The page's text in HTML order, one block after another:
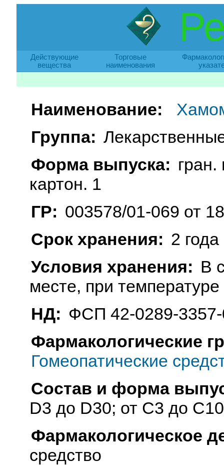
Действующие
вещества
Торговые
наименования
Наименование:
Группа:
Форма выпуска: гран.
картон. 1
ГР: 003578/01-069 от
Срок хранения: 2 года
Условия хранения: В
месте, при температуре
НД: ФСП 42-0289-
Фармакологические
Гомеопатические
Состав и форма
D3 до D30; от C3 до
Фармакологическое
средство